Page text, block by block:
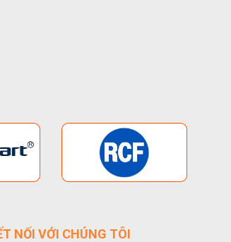
NỐI VỚI CHÚNG TÔI